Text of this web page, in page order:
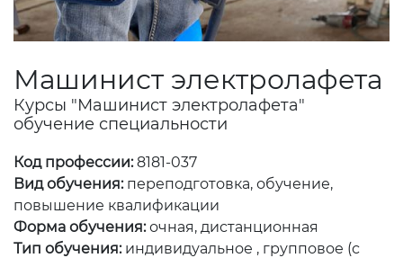
Машинист электролафета
Курсы "Машинист электролафета"
обучение специальности
Код профессии:8181-037
Вид обучения: переподготовка, обучение,
повышение квалификации
Форма обучения: очная, дистанционная
Тип обучения: индивидуальное , групповое (с